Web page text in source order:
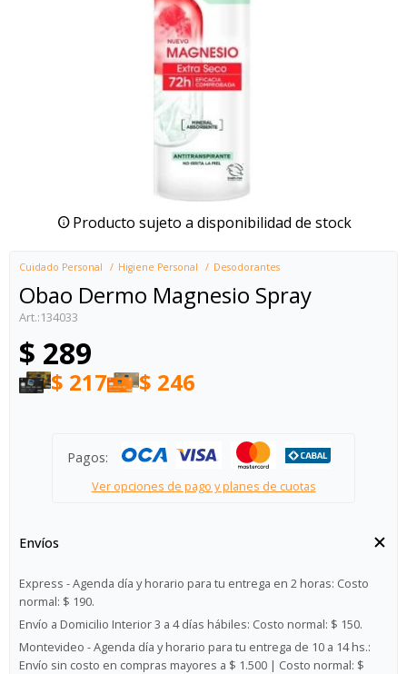
Producto sujeto a disponibilidad de stock
Cuidado Personal Higiene Personal Desodorantes
Obao Dermo Magnesio Spray
134033
$ 289
$ 217 $ 246
Pagos:
Ver opciones de pago y planes de cuotas
Envíos
Express - Agenda día y horario para tu entrega en 2 horas: Costo
normal: $ 190.
Envío a Domicilio Interior 3 a 4 días hábiles: Costo normal: $ 150.
Montevideo - Agenda día y horario para tu entrega de 10 a 14 hs.:
Envío sin costo en compras mayores a $ 1.500 | Costo normal: $